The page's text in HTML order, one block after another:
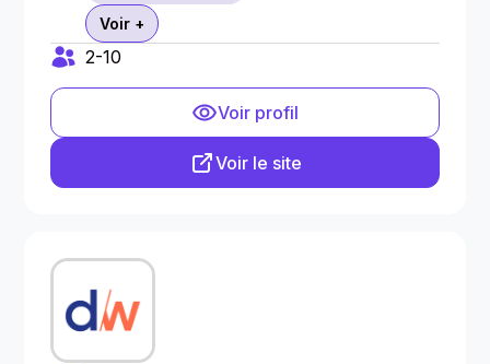
Voir +
2-10
Voir profil
Voir le site